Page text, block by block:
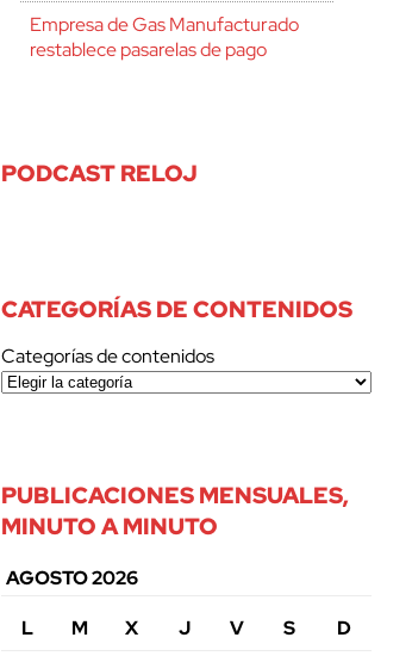
Empresa de Gas Manufacturado
restablece pasarelas de pago
PODCAST RELOJ
CATEGORÍAS DE CONTENIDOS
Categorías de contenidos
PUBLICACIONES MENSUALES,
MINUTO A MINUTO
AGOSTO 2026
L
M X J V S
D